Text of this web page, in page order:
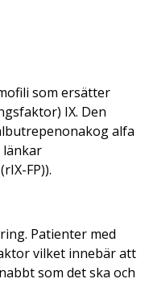
som ersätter
IX. Den
alfa
FP)).
Patienter med
vilket innebär att
som det ska och